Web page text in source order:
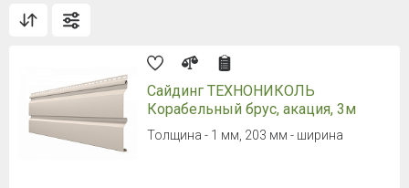
Сайдинг ТЕХНОНИКОЛЬ
Корабельный брус, акация, 3м
Толщина - 1 мм, 203 мм - ширина